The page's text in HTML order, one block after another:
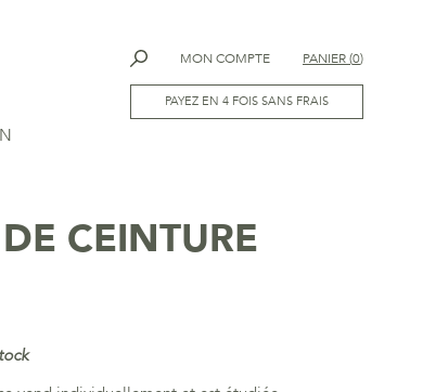
MON COMPTE PANIER(0)
PAYEZ EN 4 FOIS SANS FRAIS
CEINTURE